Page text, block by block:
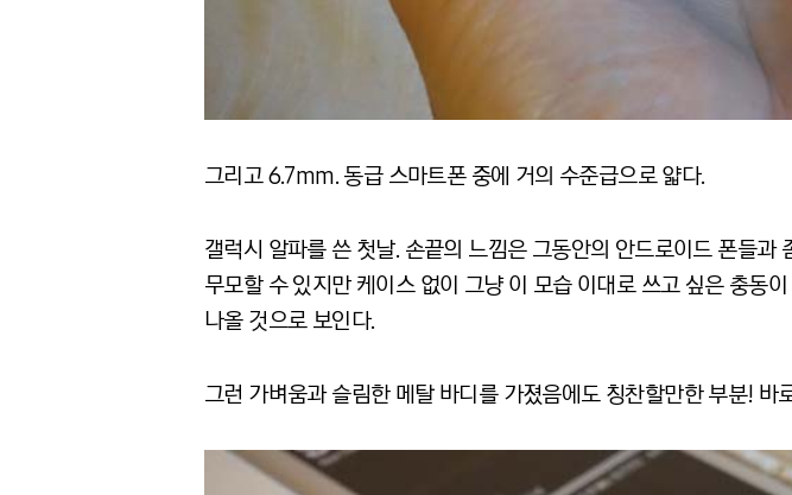
그리고 6.7mm. 동급 스마트폰 중에 거의 수준급으로 얇다.
갤럭시 알파를 쓴 첫날. 손끝의 느낌은 그동안의 안드로이드 폰들
무모할 수 있지만 케이스 없이 그냥 이 모습 이대로 쓰고 싶은 충동
나올 것으로 보인다.
그런 가벼움과 슬림한 메탈 바디를 가졌음에도 칭찬할만한 부분! 바